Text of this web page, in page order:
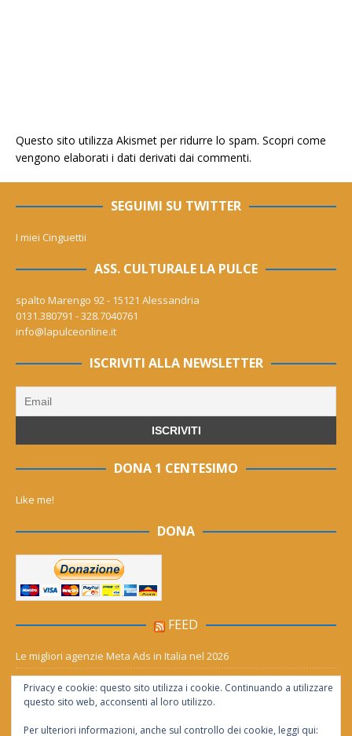
Questo sito utilizza Akismet per ridurre lo spam. Scopri come
vengono elaborati i dati derivati dai commenti.
SEGUIMI SU TWITTER
I miei Cinguettii
ASS. CULTURALE LA PULCE
spalto Marengo 92 - 15121 Alessandria
0131.380791 - 328.7040761
info@lapulceonline.it
ISCRIVITI ALLA NEWSLETTER
DONA 1 CENTESIMO
Like me!
DONA
FEED
Le migliori agenzie Meta Ads in Italia nel 2026
Aia Syensqo, il rinnovo divide: stop al cC6O4 dal 2027, ma i comitati
chiedono “zero Pfas subito”
Privacy e cookie: questo sito utilizza i cookie. Continuando a utilizzare
questo sito web, acconsenti al loro utilizzo.
Per ulteriori informazioni, anche sul controllo dei cookie, leggi qui: